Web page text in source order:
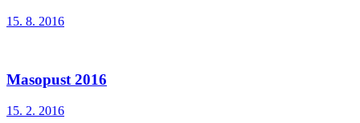
15. 8. 2016
Masopust 2016
15. 2. 2016